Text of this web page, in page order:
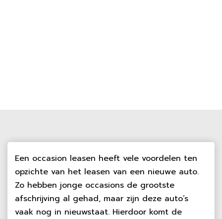
Een occasion leasen heeft vele voordelen ten
opzichte van het leasen van een nieuwe auto.
Zo hebben jonge occasions de grootste
afschrijving al gehad, maar zijn deze auto’s
vaak nog in nieuwstaat. Hierdoor komt de